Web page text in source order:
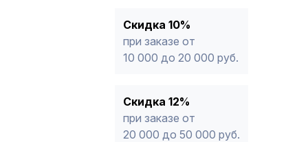
Скидка 10%
при заказе от
10 000 до 20 000 руб.
Скидка 12%
при заказе от
20 000 до 50 000 руб.